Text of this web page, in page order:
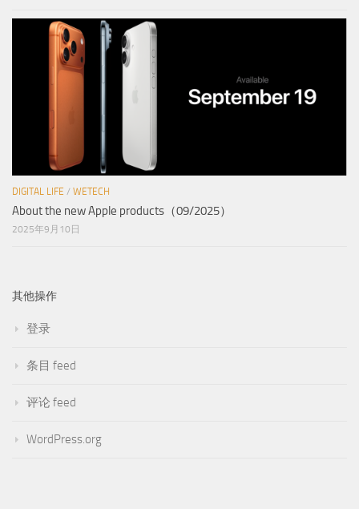
DIGITAL LIFE / WETECH
About the new Apple products（09/2025）
2025年9月10日
其他操作
登录
条目 feed
评论 feed
WordPress.org